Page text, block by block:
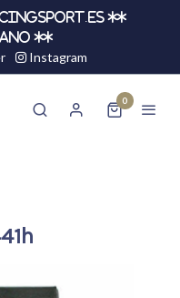
**
**
Instagram
0